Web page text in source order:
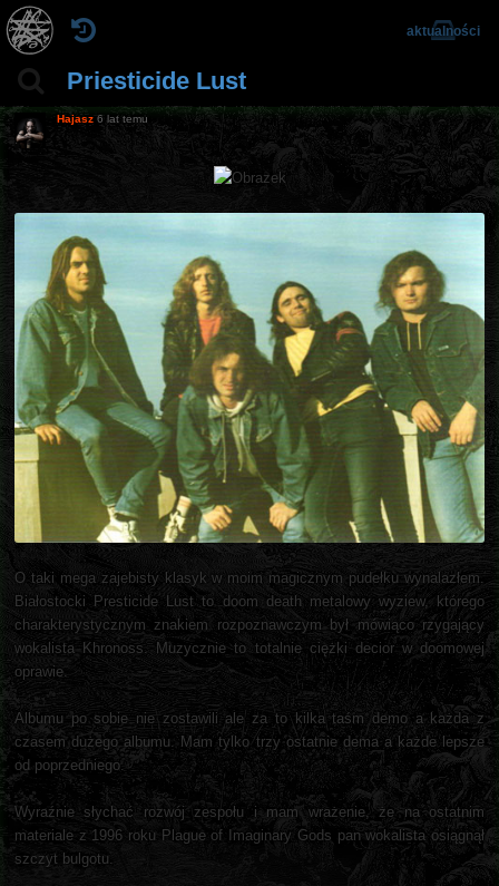
Priesticide Lust
aktualności
Hajasz 6 lat temu
O taki mega zajebisty klasyk w moim magicznym pudełku wynalazłem.
Białostocki Presticide Lust to doom death metalowy wyziew, którego
charakterystycznym znakiem rozpoznawczym był mówiąco rzygający
wokalista Khronoss. Muzycznie to totalnie ciężki decior w doomowej
oprawie.
Albumu po sobie nie zostawili ale za to kilka taśm demo a każda z
czasem dużego albumu. Mam tylko trzy ostatnie dema a każde lepsze
od poprzedniego.
Wyraźnie słychać rozwój zespołu i mam wrażenie, że na ostatnim
materiale z 1996 roku Plague of Imaginary Gods pan wokalista osiągnął
szczyt bulgotu.